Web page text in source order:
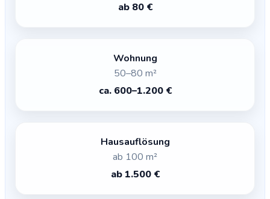
ab 80 €
Wohnung
50–80 m²
ca. 600–1.200 €
Hausauflösung
ab 100 m²
ab 1.500 €